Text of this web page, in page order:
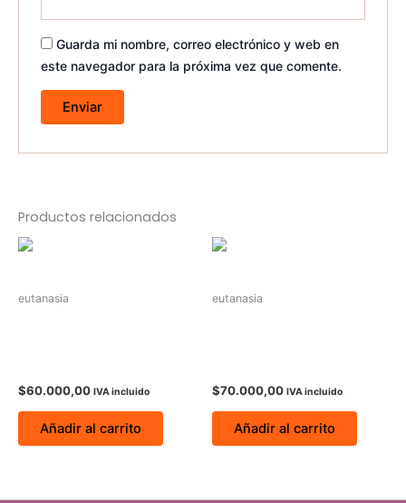
Guarda mi nombre, correo electrónico y web en
este navegador para la próxima vez que comente.
Productos relacionados
eutanasia
$60.000,00 IVA incluido
Añadir al carrito
eutanasia
$70.000,00 IVA incluido
Añadir al carrito